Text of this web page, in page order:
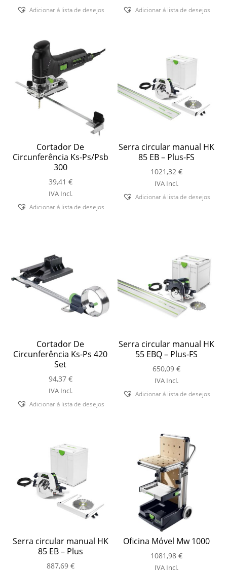
Adicionar á lista de desejos Adicionar á lista de desejos
Cortador De
Circunferência Ks-Ps/Psb
300
39,41 €
IVA Incl.
Adicionar á lista de desejos
Serra circular manual HK
85 EB – Plus-FS
1021,32€
IVA Incl.
Adicionar á lista de desejos
Cortador De
Circunferência Ks-Ps 420
Set
94,37 €
IVA Incl.
Adicionar á lista de desejos
Serra circular manual HK
55 EBQ – Plus-FS
650,09€
IVA Incl.
Adicionar á lista de desejos
Serra circular manual HK
85 EB – Plus
887,69 €
Oficina Móvel Mw 1000
1081,98€
IVA Incl.